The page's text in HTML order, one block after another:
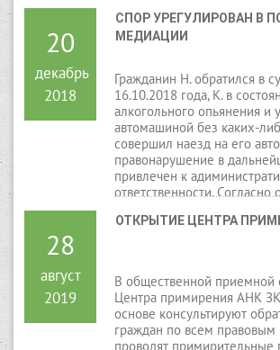
за поставленный товар лишь
20
декабрь
2018
СПОР УРЕГУЛИРОВАН В
МЕДИАЦИИ
Гражданин Н. обратился в
16.10.2018 года, К. в
алкогольного опьянения и
автомашиной без каких-
совершил наезд на его
правонарушение в
привлечен к
ответственности. Согласно
ему в результате ДТП
28
август
2019
ОТКРЫТИЕ ЦЕНТРА
В общественной приемной
Центра примирения АНК
основе консультируют
граждан по всем правовым
проводят примирительные